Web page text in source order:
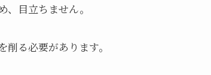
目立ちません。
る必要があります。